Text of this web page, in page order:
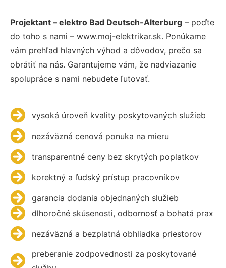
Projektant – elektro Bad Deutsch-Alterburg – poďte
do toho s nami – www.moj-elektrikar.sk. Ponúkame
vám prehľad hlavných výhod a dôvodov, prečo sa
obrátiť na nás. Garantujeme vám, že nadviazanie
spolupráce s nami nebudete ľutovať.
vysoká úroveň kvality poskytovaných služieb
nezáväzná cenová ponuka na mieru
transparentné ceny bez skrytých poplatkov
korektný a ľudský prístup pracovníkov
garancia dodania objednaných služieb
dlhoročné skúsenosti, odbornosť a bohatá prax
nezáväzná a bezplatná obhliadka priestorov
preberanie zodpovednosti za poskytované